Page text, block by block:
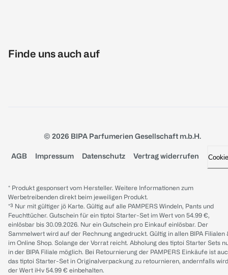
Finde uns auch auf
© 2026 BIPA Parfumerien Gesellschaft m.b.H.
AGB Impressum Datenschutz Vertrag widerrufen
* Produkt gesponsert vom Hersteller. Weitere Informationen zum
Werbetreibenden direkt beim jeweiligen Produkt.
*³ Nur mit gültiger jö Karte. Gültig auf alle PAMPERS Windeln, Pants und
Feuchttücher. Gutschein für ein tiptoi Starter-Set im Wert von 54.99 €,
einlösbar bis 30.09.2026. Nur ein Gutschein pro Einkauf einlösbar. Der
Sammelwert wird auf der Rechnung angedruckt. Gültig in allen BIPA Filialen
im Online Shop. Solange der Vorrat reicht. Abholung des tiptoi Starter Sets
in der BIPA Filiale möglich. Bei Retournierung der PAMPERS Einkäufe ist
das tiptoi Starter-Set in Originalverpackung zu retournieren, andernfalls wird
der Wert iHv 54.99 € einbehalten.